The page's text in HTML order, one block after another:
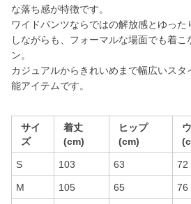
な落ち感が特徴です。
ワイドパンツならではの解放感とゆった
しながらも、フォーマルな場面でも着こ
ン。
カジュアルからきれいめまで幅広いス
能アイテムです。
サイ
ズ
着丈
(cm)
ヒップ
(cm)
S 103 63 72
M 105 65 76